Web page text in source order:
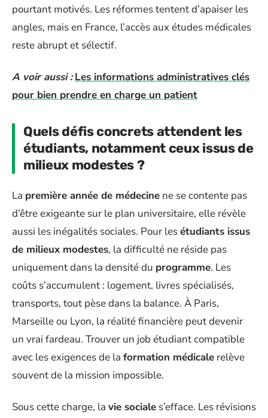
pourtant motivés. Les réformes tentent d’apaiser les
angles, mais en France, l’accès aux études médicales
reste abrupt et sélectif.
A voir aussi : Les informations administratives clés
pour bien prendre en charge un patient
Quels défis concrets attendent les
étudiants, notamment ceux issus de
milieux modestes ?
La première année de médecine ne se contente pas
d’être exigeante sur le plan universitaire, elle révèle
aussi les inégalités sociales. Pour lesétudiants issus
de milieux modestes, la difficulté ne réside pas
uniquement dans la densité du programme. Les
coûts s’accumulent : logement, livres spécialisés,
transports, tout pèse dans la balance. À Paris,
Marseille ou Lyon, la réalité financière peut devenir
un vrai fardeau. Trouver un job étudiant compatible
avec les exigences de la formation médicale relève
souvent de la mission impossible.
Sous cette charge, la vie sociale s’efface. Les révisions